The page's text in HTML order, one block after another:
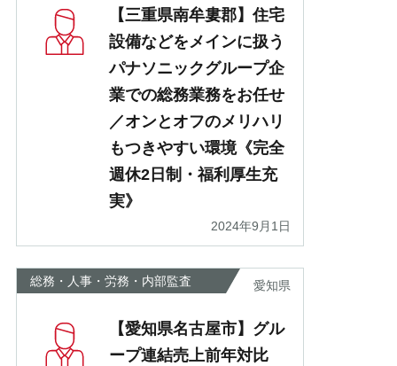
【三重県南牟婁郡】住宅
設備などをメインに扱う
パナソニックグループ企
業での総務業務をお任せ
／オンとオフのメリハリ
もつきやすい環境《完全
週休2日制・福利厚生充
実》
2024年9月1日
総務・人事・労務・内部監査 愛知県
【愛知県名古屋市】グル
ープ連結売上前年対比